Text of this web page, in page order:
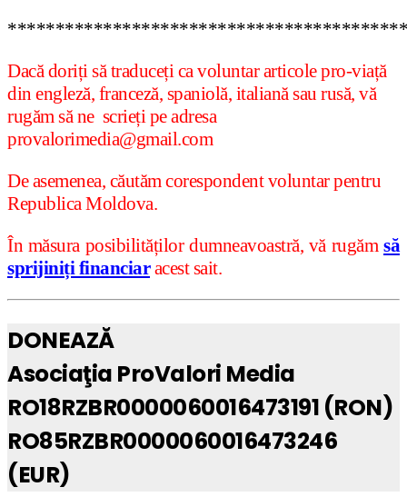
Dacă doriți să traduceți ca voluntar articole pro-viață
din engleză, franceză, spaniolă, italiană sau rusă, vă
rugăm să ne scrieți pe adresa
provalorimedia@gmail.com
De asemenea, căutăm corespondent voluntar pentru
Republica Moldova.
În măsura posibilităților dumneavoastră, vă rugăm să
sprijiniți financiaracest sait.
DONEAZĂ
Asociaţia ProValori Media
RO18RZBR0000060016473191 (RON)
RO85RZBR0000060016473246
(EUR)